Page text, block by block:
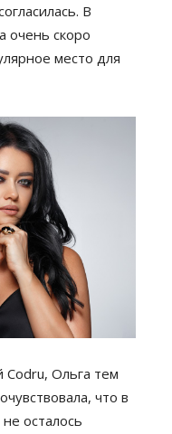
В
очень скоро
место для
Codru, Ольга тем
что в
осталось